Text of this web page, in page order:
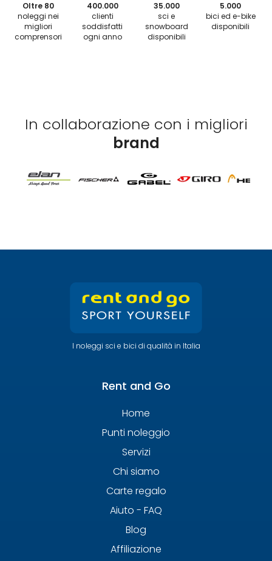
Oltre 80
noleggi nei
migliori
comprensori
400.000
clienti
soddisfatti
ogni anno
35.000
sci e
snowboard
disponibili
5.000
bici ed e-bike
disponibili
In collaborazione con i migliori
brand
I noleggi sci e bici di qualità in Italia
Rent and Go
Home
Punti noleggio
Servizi
Chi siamo
Carte regalo
Aiuto - FAQ
Blog
Affiliazione